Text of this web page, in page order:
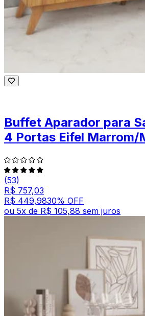
Buffet Aparador para
4 Portas Eifel Marrom/
(53)
R$ 757,03
R$ 449,9830% OFF
ou 5x de R$ 105,88 sem juros